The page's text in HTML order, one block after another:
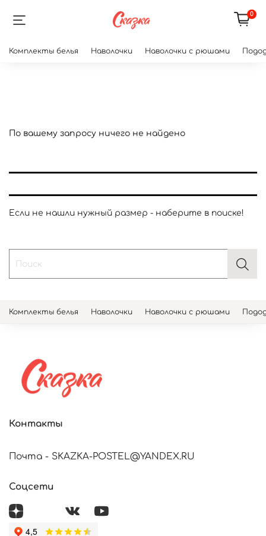
0
Комплекты белья Наволочки Наволочки с рюшами
По вашему запросу ничего не найдено
Если не нашли нужный размер - наберите в поиске!
Комплекты белья Наволочки Наволочки с рюшами
Контакты
Почта - SKAZKA-POSTEL@YANDEX.RU
Соцсети